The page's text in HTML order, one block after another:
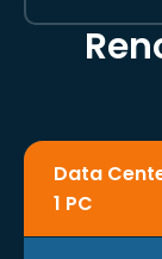
Data
1 PC